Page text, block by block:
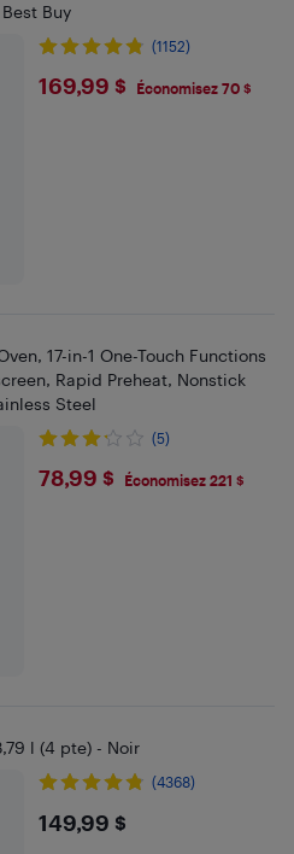
Buy
(1152)
$169.99
169,99 $ Économisez 70 $
17-in-1 One-Touch Functions
Rapid Preheat, Nonstick
Steel
(5)
$78.99
78,99 $ Économisez 221 $
l (4 pte) - Noir
(4368)
$149.99
149,99 $